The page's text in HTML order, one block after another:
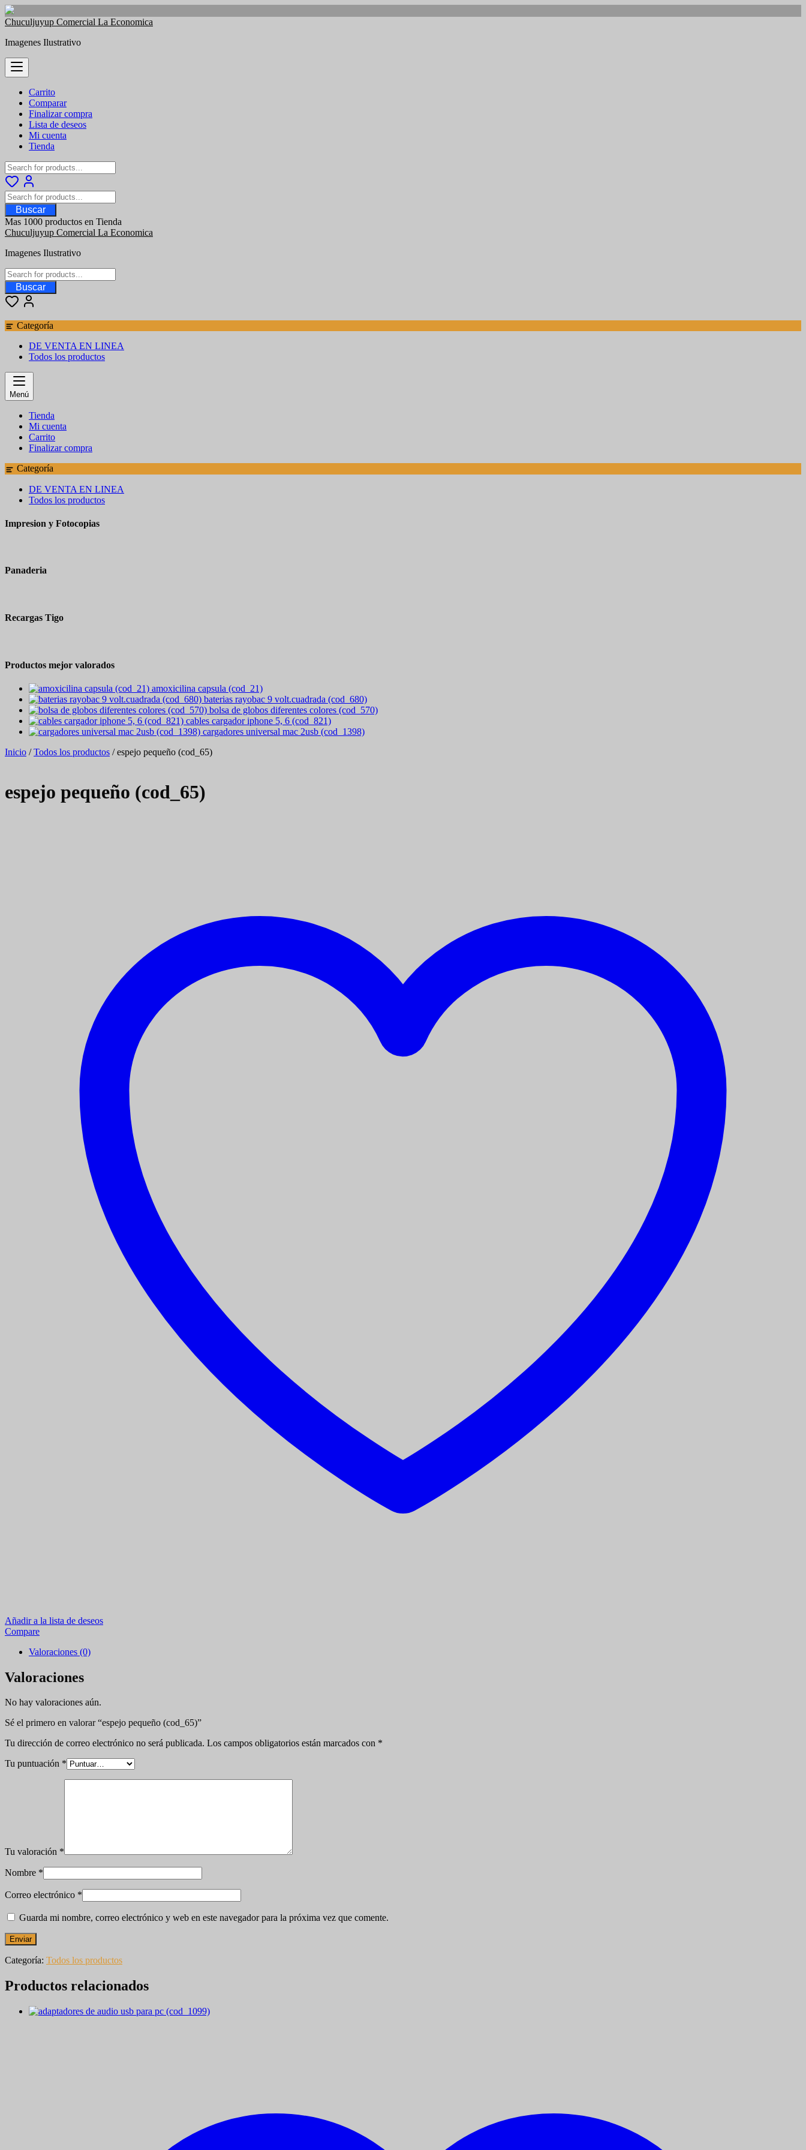
Saltar
contenido
Chuculjuyup Comercial La Economica
Imagenes Ilustrativo
Carrito
Comparar
Finalizar compra
Lista de deseos
Mi cuenta
Tienda
Buscar
Mas 1000 productos en Tienda
Chuculjuyup Comercial La Economica
Imagenes Ilustrativo
Buscar
Categoría
DE VENTA EN LINEA
Todos los productos
Menú
Tienda
Mi cuenta
Carrito
Finalizar compra
Categoría
DE VENTA EN LINEA
Todos los productos
Impresion y Fotocopias
Panaderia
Recargas Tigo
Productos mejor valorados
amoxicilina capsula (cod_21)
baterias rayobac 9 volt.cuadrada (cod_680)
bolsa de globos diferentes colores (cod_570)
cables cargador iphone 5, 6 (cod_821)
cargadores universal mac 2usb (cod_1398)
Inicio /Todos los productos / espejo pequeño (cod_65)
espejo pequeño (cod_65)
Añadir a la lista de deseos
Compare
Valoraciones (0)
Valoraciones
No hay valoraciones aún.
Sé el primero en valorar “espejo pequeño (cod_65)”
Tu dirección de correo electrónico no será publicada. Los campos obligatorios están marcados con *
Tu puntuación *
Tu valoración *
Nombre *
Correo electrónico *
Guarda mi nombre, correo electrónico y web en este navegador para la próxima vez que comente.
Categoría: Todos los productos
Productos relacionados